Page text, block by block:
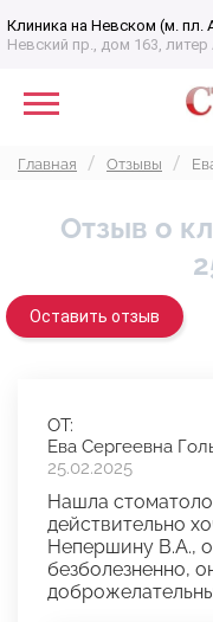
Клиника на Невском (м. пл.
Невский пр., дом 163, литер
Главная Отзывы
Отзыв о
Оставить отзыв
ОТ:
Ева Сергеевна
25.02.2025
Нашла
действительно
Непершину В.А.,
безболезненно,